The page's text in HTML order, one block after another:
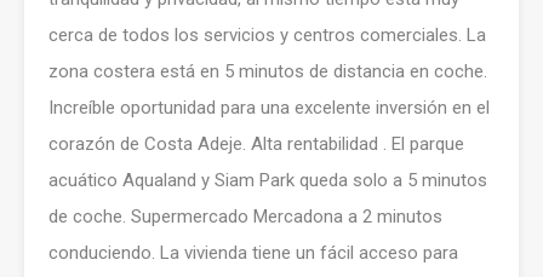
cerca de todos los servicios y centros comerciales. La
zona costera está en 5 minutos de distancia en coche.
Increíble oportunidad para una excelente inversión en el
corazón de Costa Adeje. Alta rentabilidad . El parque
acuático Aqualand y Siam Park queda solo a 5 minutos
de coche. Supermercado Mercadona a 2 minutos
conduciendo. La vivienda tiene un fácil acceso para